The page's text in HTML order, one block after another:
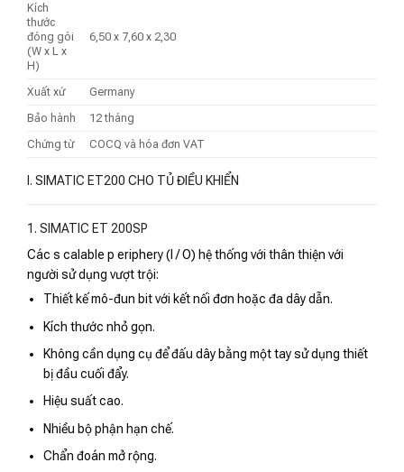
Kích
thước
đóng gói
(W x L x
H)
6,50 x 7,60 x 2,30
Xuất xứ
Germany
Bảo hành
12 tháng
Chứng từ
COCQ và hóa đơn VAT
I. SIMATIC ET200 CHO TỦ ĐIỀU KHIỂN
1. SIMATIC ET 200SP
Các s calable p eriphery (I / O) hệ thống với thân thiện với
người sử dụng vượt trội:
Thiết kế mô-đun bit với kết nối đơn hoặc đa dây dẫn.
Kích thước nhỏ gọn.
Không cần dụng cụ để đấu dây bằng một tay sử dụng thiết
bị đầu cuối đẩy.
Hiệu suất cao.
Nhiều bộ phận hạn chế.
Chẩn đoán mở rộng.